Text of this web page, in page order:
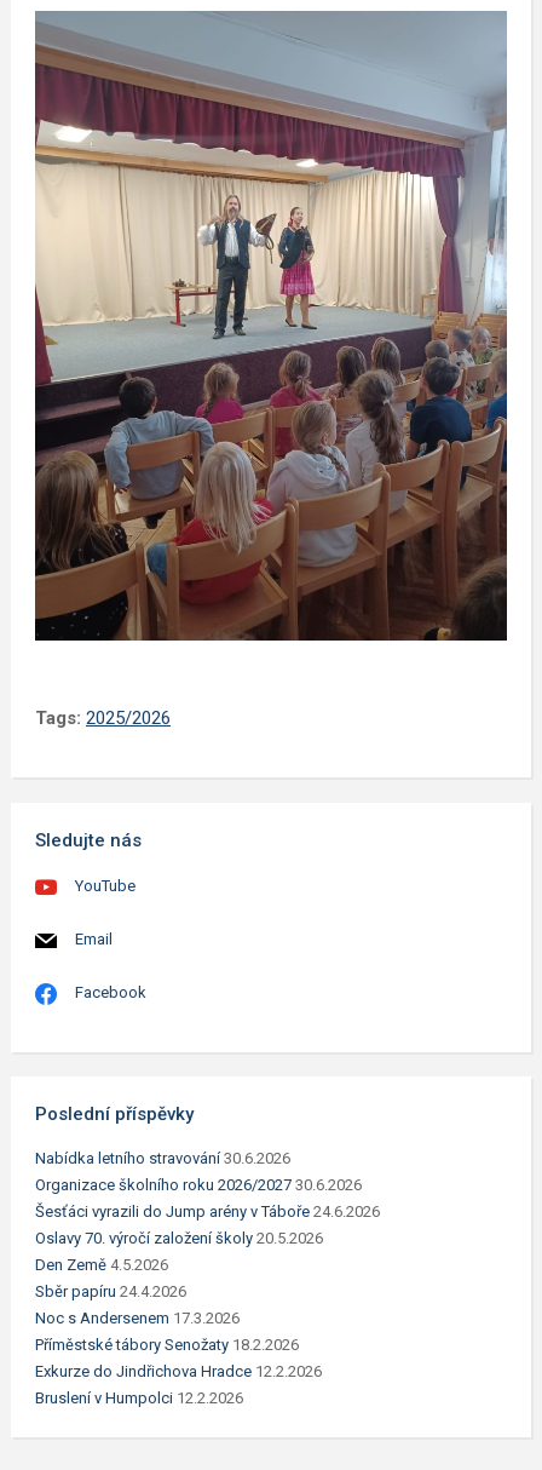
Tags: 2025/2026
Sledujte nás
YouTube
Email
Facebook
Poslední příspěvky
Nabídka letního stravování 30.6.2026
Organizace školního roku 2026/2027 30.6.2026
Šesťáci vyrazili do Jump arény v Táboře 24.6.2026
Oslavy 70. výročí založení školy 20.5.2026
Den Země 4.5.2026
Sběr papíru 24.4.2026
Noc s Andersenem 17.3.2026
Příměstské tábory Senožaty 18.2.2026
Exkurze do Jindřichova Hradce 12.2.2026
Bruslení v Humpolci 12.2.2026